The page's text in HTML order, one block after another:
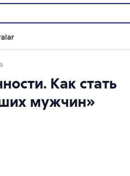
Как стать
мужчин»